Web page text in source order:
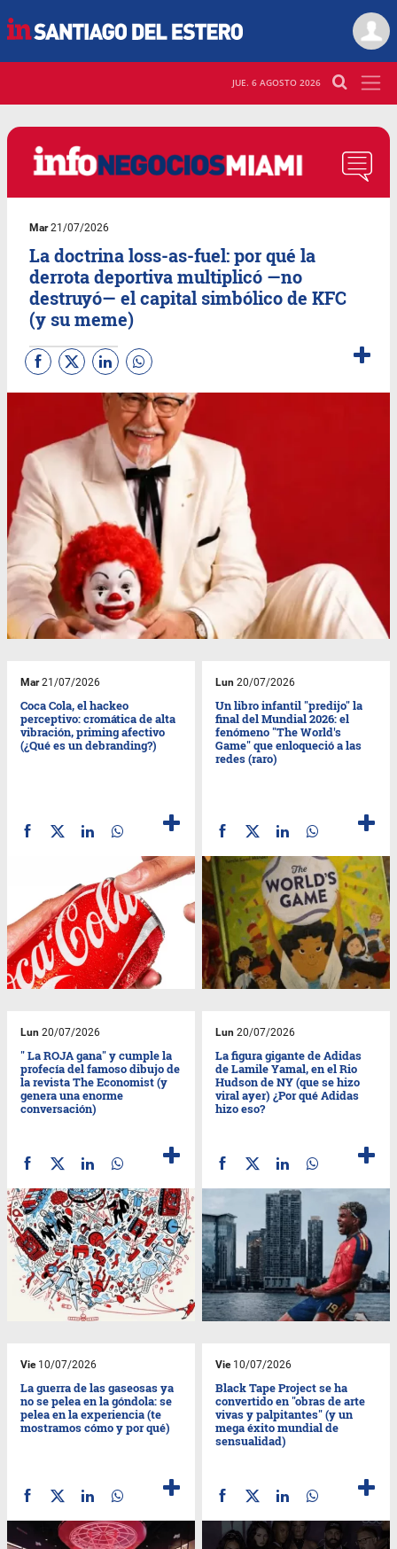
JUE. 6 AGOSTO 2026
Mar21/07/2026
La doctrina loss-as-fuel: por qué la
derrota deportiva multiplicó —no
destruyó— el capital simbólico de KFC
(y su meme)
Mar21/07/2026
Coca Cola, el hackeo
perceptivo: cromática de alta
vibración, priming afectivo
(¿Qué es un debranding?)
Lun 20/07/2026
Un libro infantil "predijo" la
final del Mundial 2026: el
fenómeno "The World's
Game" que enloqueció a las
redes (raro)
Lun 20/07/2026
" La ROJA gana" y cumple la
profecía del famoso dibujo de
la revista The Economist (y
genera una enorme
conversación)
Lun 20/07/2026
La figura gigante de Adidas
de Lamile Yamal, en el Rio
Hudson de NY (que se hizo
viral ayer) ¿Por qué Adidas
hizo eso?
Vie10/07/2026
La guerra de las gaseosas ya
no se pelea en la góndola: se
pelea en la experiencia (te
mostramos cómo y por qué)
Vie10/07/2026
Black Tape Project se ha
convertido en "obras de arte
vivas y palpitantes" (y un
mega éxito mundial de
sensualidad)